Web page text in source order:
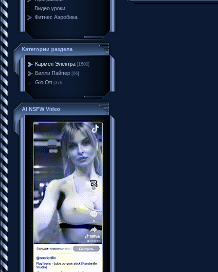
Видео уроки
Фитнес Аэробика
Категории раздела
Кармен Электра [1500]
Билли Пайпер [66]
Gio Ott [376]
AI NSFW Video